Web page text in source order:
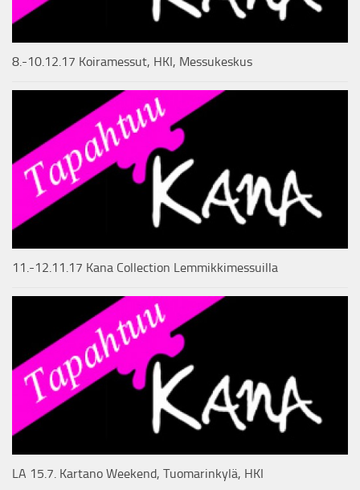
8.-10.12.17 Koiramessut, HKI, Messukeskus
11.-12.11.17 Kana Collection Lemmikkimessuilla
LA 15.7. Kartano Weekend, Tuomarinkylä, HKI